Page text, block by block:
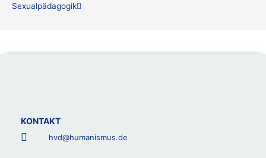
Sexualpädagogik
KONTAKT
hvd@humanismus.de